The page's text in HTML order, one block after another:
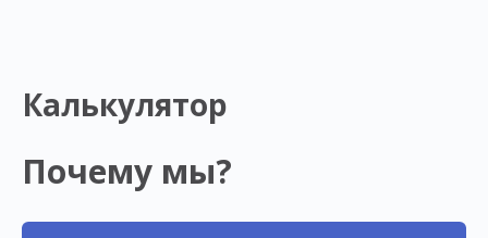
Калькулятор
Почему мы?